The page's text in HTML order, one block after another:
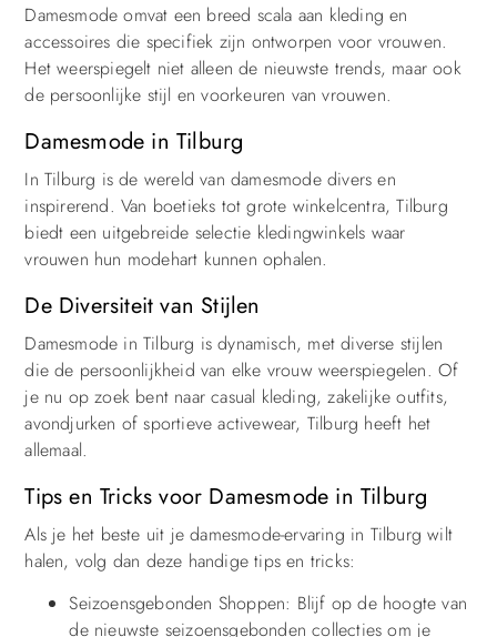
Damesmode omvat een breed scala aan kleding en
accessoires die specifiek zijn ontworpen voor vrouwen.
Het weerspiegelt niet alleen de nieuwste trends, maar ook
de persoonlijke stijl en voorkeuren van vrouwen.
Damesmode in Tilburg
In Tilburg is de wereld van damesmode divers en
inspirerend. Van boetieks tot grote winkelcentra, Tilburg
biedt een uitgebreide selectie kledingwinkels waar
vrouwen hun modehart kunnen ophalen.
De Diversiteit van Stijlen
Damesmode in Tilburg is dynamisch, met diverse stijlen
die de persoonlijkheid van elke vrouw weerspiegelen. Of
je nu op zoek bent naar casual kleding, zakelijke outfits,
avondjurken of sportieve activewear, Tilburg heeft het
allemaal.
Tips en Tricks voor Damesmode in Tilburg
Als je het beste uit je damesmode-ervaring in Tilburg wilt
halen, volg dan deze handige tips en tricks:
Seizoensgebonden Shoppen: Blijf op de hoogte van
de nieuwste seizoensgebonden collecties om je